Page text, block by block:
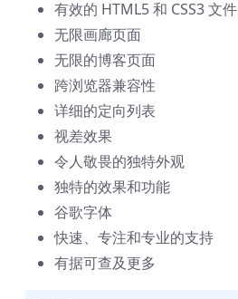
有效的 HTML5 和 CSS3 文件
无限画廊页面
无限的博客页面
跨浏览器兼容性
详细的定向列表
视差效果
令人敬畏的独特外观
独特的效果和功能
谷歌字体
快速、专注和专业的支持
有据可查及更多